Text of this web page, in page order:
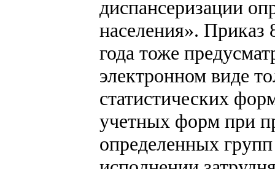
диспансеризации
населения». Приказ
года тоже
электронном виде
статистических
учетных форм при
определенных